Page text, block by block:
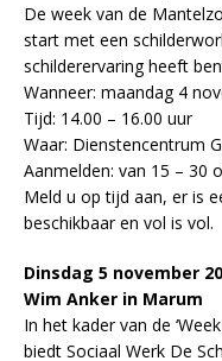
De week van de
start met een
schilderervaring heeft
Wanneer: maandag 4
Tijd: 14.00 – 16.00 uur
Waar: Dienstencentrum
Aanmelden: van 15 – 30
Meld u op tijd aan, er is
beschikbaar en vol is vol.
Dinsdag 5 november
Wim Anker in Marum
In het kader van de
biedt Sociaal Werk De